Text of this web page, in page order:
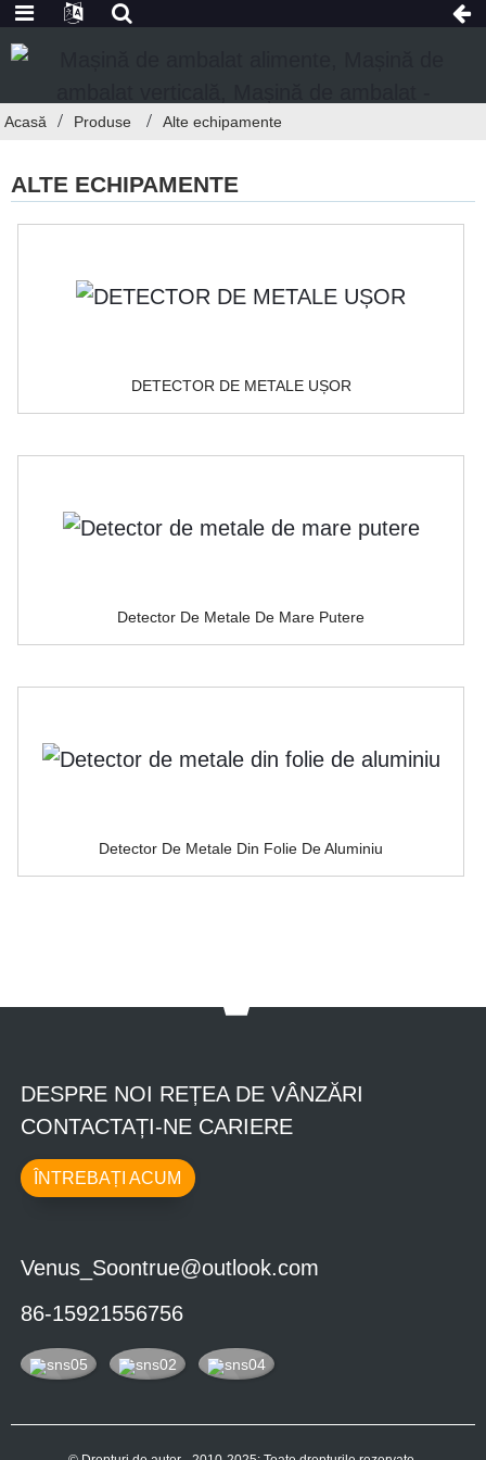
Acasă Produse Alte echipamente
ALTE ECHIPAMENTE
DETECTOR DE METALE UȘOR
Detector De Metale De Mare Putere
Detector De Metale Din Folie De Aluminiu
DESPRE NOI REȚEA DE VÂNZĂRI
CONTACTAȚI-NE CARIERE
ÎNTREBAȚI ACUM
Venus_Soontrue@outlook.com
86-15921556756